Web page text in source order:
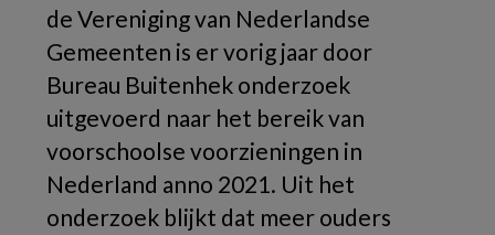
de Vereniging van Nederlandse
Gemeenten is er vorig jaar door
Bureau Buitenhek onderzoek
uitgevoerd naar het bereik van
voorschoolse voorzieningen in
Nederland anno 2021. Uit het
onderzoek blijkt dat meer ouders